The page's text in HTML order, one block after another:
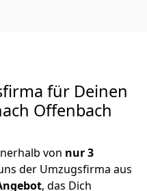
für Deinen
Offenbach
von nur 3
der Umzugsfirma aus
, das Dich